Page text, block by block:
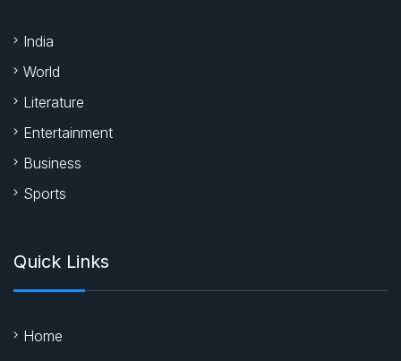
India
World
Literature
Entertainment
Business
Sports
Quick Links
Home